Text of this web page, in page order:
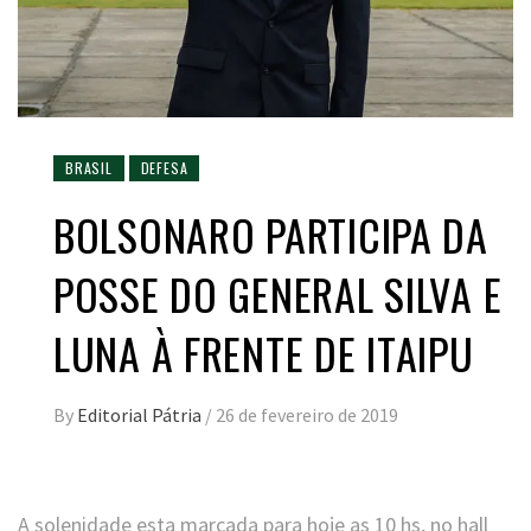
BRASIL DEFESA
BOLSONARO PARTICIPA DA
POSSE DO GENERAL SILVA E
LUNA À FRENTE DE ITAIPU
By Editorial Pátria / 26 de fevereiro de 2019
A solenidade esta marcada para hoje as 10 hs, no hall